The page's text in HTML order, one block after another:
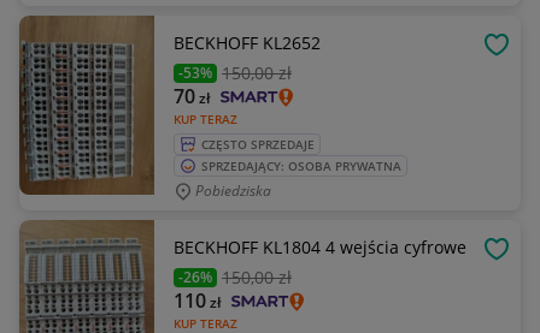
BECKHOFF KL2652
-53% 150,00 zł
KUP TERAZ
70zł
CZĘSTO SPRZEDAJE
SPRZEDAJĄCY: OSOBA PRYWATNA
Pobiedziska
BECKHOFF KL1804 4 wejścia cyfrowe
-26% 150,00 zł
KUP TERAZ
110zł